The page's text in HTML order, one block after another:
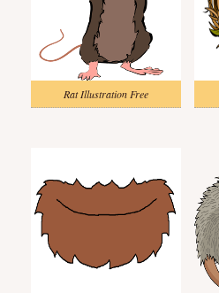
Rat Illustration Free